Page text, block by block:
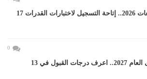
تنسيق الجامعات 2026.. إتاحة التسجيل لاختبارات القدرات 17
0
تنسيق الثانوى العام 2027.. اعرف درجات القبول في 13